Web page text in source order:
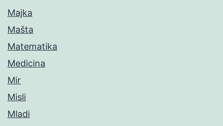
Majka
Mašta
Matematika
Medicina
Mir
Misli
Mladi